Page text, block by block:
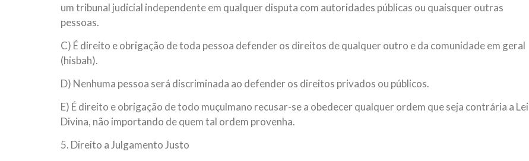
um tribunal judicial independente em qualquer disputa com autoridades públicas ou quaisquer outras
pessoas.
C) É direito e obrigação de toda pessoa defender os direitos de qualquer outro e da comunidade em geral
(hisbah).
D) Nenhuma pessoa será discriminada ao defender os direitos privados ou públicos.
E) É direito e obrigação de todo muçulmano recusar-se a obedecer qualquer ordem que seja contrária a Lei
Divina, não importando de quem tal ordem provenha.
5. Direito a Julgamento Justo